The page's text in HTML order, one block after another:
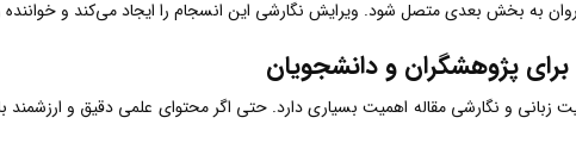
به بخش بعدی متصل شود. ویرایش نگارشی این انسجام را ایجاد می‌کند و
پژوهشگران و دانشجویان
زبانی و نگارشی مقاله اهمیت بسیاری دارد. حتی اگر محتوای علمی دقیق و